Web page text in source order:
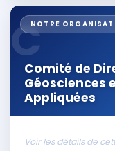
CNOTRE
Comité de
Géosciences
Appliquées
Voir les détails de